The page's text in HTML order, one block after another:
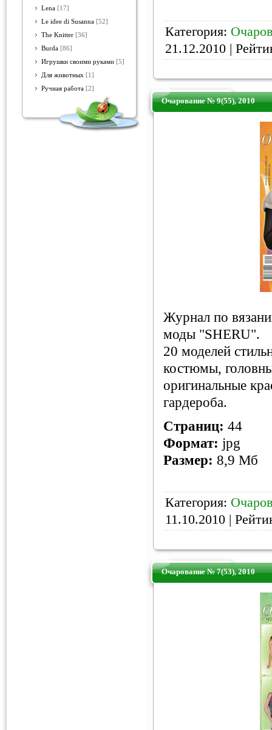
Lena [17]
Le idee di Susanna [52]
The Knitter [36]
Burda [86]
Игрушки своими руками [5]
Для животных [1]
Ручная работа [2]
Категория:
21.12.2010 |
Очарование № 9(55), 2010
Журнал по
моды "SHERU".
20 моделей
костюмы,
оригинальные
гардероба.
Страниц: 44
Формат: jpg
Размер: 8,9 Мб
Категория:
11.10.2010 |
Очарование № 7(53), 2010